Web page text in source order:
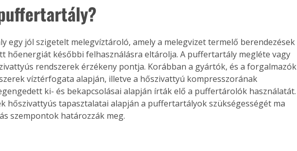
vagy
is
Bárhol,
élve
az
A
egy jól szigetelt melegvíztároló, amely a melegvizet termelő berendezések
hőenergiát későbbi felhasználásra eltárolja. A puffertartály megléte vagy
rendszerek érzékeny pontja. Korábban a gyártók, és a forgalmazók
víztérfogata alapján, illetve a hőszivattyú kompresszorának
ki- és bekapcsolásai alapján írták elő a puffertárolók használatát.
hőszivattyús tapasztalatai alapján a puffertartályok szükségességét ma
szempontok határozzák meg.